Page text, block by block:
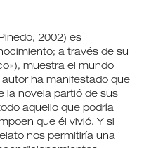
2002) es
a través de su
muestra el mundo
ha manifestado que
la novela partió de sus
aquello que podría
que él vivió. Y si
nos permitiría una